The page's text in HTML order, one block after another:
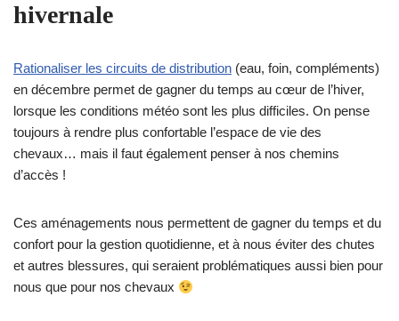
hivernale
Rationaliser les circuits de distribution (eau, foin, compléments)
en décembre permet de gagner du temps au cœur de l’hiver,
lorsque les conditions météo sont les plus difficiles. On pense
toujours à rendre plus confortable l’espace de vie des
chevaux… mais il faut également penser à nos chemins
d’accès !
​Ces aménagements nous permettent de gagner du temps et du
confort pour la gestion quotidienne, et à nous éviter des chutes
et autres blessures, qui seraient problématiques aussi bien pour
nous que pour nos chevaux